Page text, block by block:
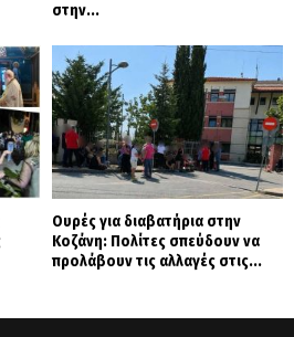
στην...
Ουρές για διαβατήρια στην
Κοζάνη: Πολίτες σπεύδουν να
προλάβουν τις αλλαγές στις...